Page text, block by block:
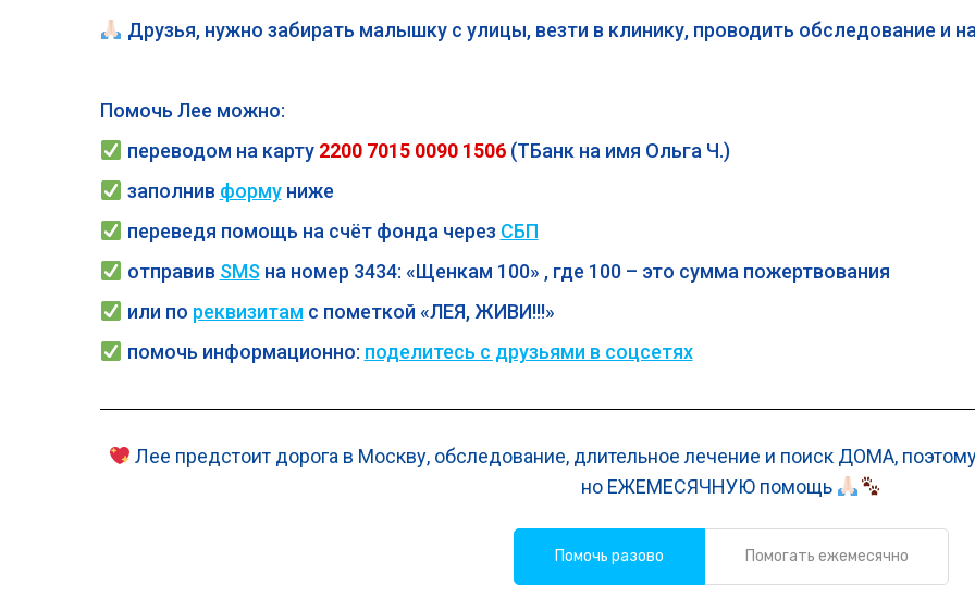
Друзья, нужно забирать малышку с улицы, везти в клинику, проводить обследование и
Помочь Лее можно:
переводом на карту 2200 7015 0090 1506(ТБанк на имя Ольга Ч.)
заполнив формуниже
переведя помощь на счёт фонда через СБП
отправив SMS на номер 3434: «Щенкам 100» , где 100 – это сумма пожертвования
или по реквизитам с пометкой «ЛЕЯ, ЖИВИ!!!»
помочь информационно: поделитесь с друзьями в соцсетях
Лее предстоит дорога в Москву, обследование, длительное лечение и поиск ДОМА,
но ЕЖЕМЕСЯЧНУЮ помощь
Помочь разово Помогать ежемесячно